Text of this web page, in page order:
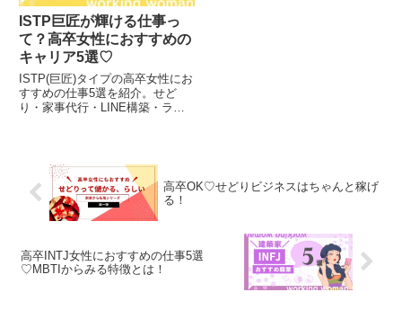
ISTP巨匠が輝ける仕事っ
て？高卒女性におすすめの
キャリア5選♡
ISTP(巨匠)タイプの高卒女性にお
すすめの仕事5選を紹介。せど
り・家事代行・LINE構築・ライ
的な流れを分かりやすく解説して
いきます。
高卒OK♡せどりビジネスはちゃんと稼げ
る！
高卒INTJ女性におすすめの仕事5選
♡MBTIからみる特徴とは！